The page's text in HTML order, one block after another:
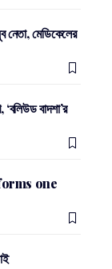
নেতা, মেডিকেলের
বাদশা’র
one